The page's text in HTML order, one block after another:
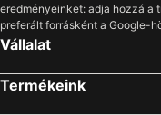
eredményeinket: adja hozzá a
preferált forrásként a Google-
Vállalat
Termékeink